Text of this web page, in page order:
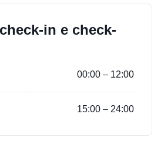
in e check-
00:00 – 12:00
15:00 – 24:00